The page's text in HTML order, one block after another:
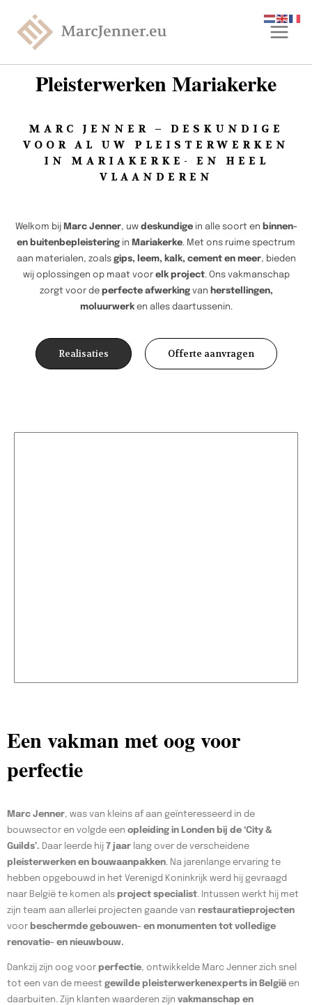
Pleisterwerken Mariakerke
MARC JENNER – DESKUNDIGE
VOOR AL UW PLEISTERWERKEN
IN MARIAKERKE- EN HEEL
VLAANDEREN
Welkom bij Marc Jenner, uw deskundigein alle soort en binnen-
en buitenbepleistering in Mariakerke. Met ons ruime spectrum
aan materialen, zoals gips, leem, kalk, cement en meer, bieden
wij oplossingen op maat voor elk project. Ons vakmanschap
zorgt voor de perfecte afwerkingvan herstellingen,
moluurwerken alles daartussenin.
Realisaties Offerte aanvragen
Een vakman met oog voor
perfectie
Marc Jenner, was van kleins af aan geïnteresseerd in de
bouwsector en volgde een opleiding in Londen bij de ‘City &
Guilds’. Daar leerde hij 7 jaar lang over de verscheidene
pleisterwerken en bouwaanpakken. Na jarenlange ervaring te
hebben opgebouwd in het Verenigd Koninkrijk werd hij gevraagd
naar België te komen als project specialist. Intussen werkt hij met
zijn team aan allerlei projecten gaande van restauratieprojecten
voor beschermde gebouwen- en monumenten tot volledige
renovatie- en nieuwbouw.
Dankzij zijn oog voor perfectie, ontwikkelde Marc Jenner zich snel
tot een van de meest gewilde pleisterwerkenexperts in België en
daarbuiten. Zijn klanten waarderen zijn vakmanschap en